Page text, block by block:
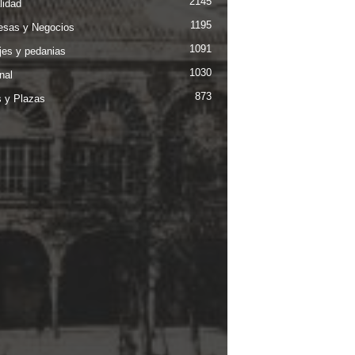
y Negocios 1195
y pedanias 1091
1030
y Plazas 873